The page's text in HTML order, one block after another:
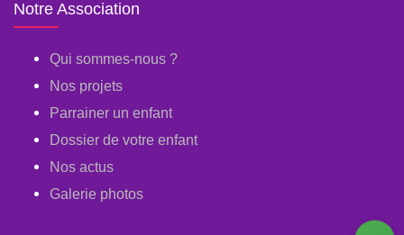
Notre Association
Qui sommes-nous ?
Nos projets
Parrainer un enfant
Dossier de votre enfant
Nos actus
Galerie photos